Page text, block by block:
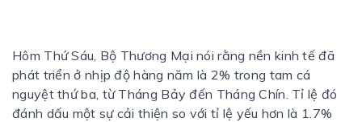
Hôm Thứ Sáu, Bộ Thương Mại nói rằng nền kinh tế đã
phát triển ở nhịp độ hàng năm là 2% trong tam cá
nguyệt thứ ba, từ Tháng Bảy đến Tháng Chín. Tỉ lệ đó
đánh dấu một sự cải thiện so với tỉ lệ yếu hơn là 1.7%